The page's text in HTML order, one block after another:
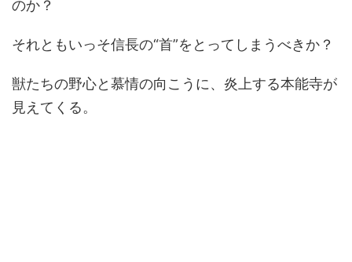
のか？
それともいっそ信長の“首”をとってしまうべきか？
獣たちの野心と慕情の向こうに、炎上する本能寺が
見えてくる。